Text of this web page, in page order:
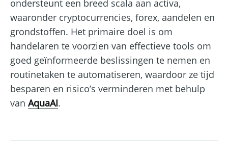
ondersteunt een breed scala aan activa,
waaronder cryptocurrencies, forex, aandelen en
grondstoffen. Het primaire doel is om
handelaren te voorzien van effectieve tools om
goed geïnformeerde beslissingen te nemen en
routinetaken te automatiseren, waardoor ze tijd
besparen en risico’s verminderen met behulp
van AquaAI.